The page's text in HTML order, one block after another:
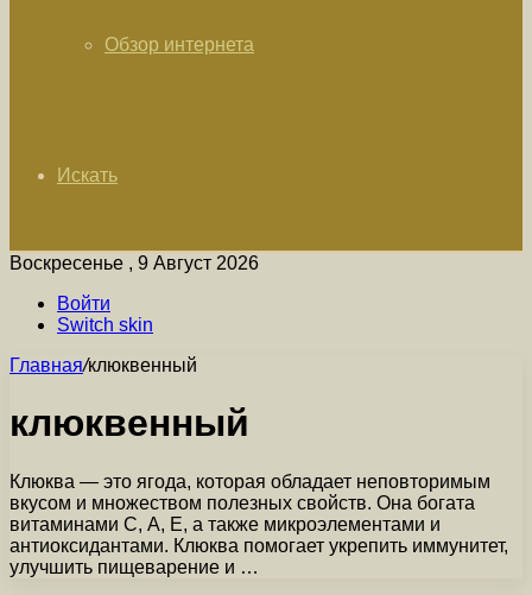
Обзор интернета
Искать
Воскресенье , 9 Август 2026
Войти
Switch skin
Главная/клюквенный
клюквенный
Клюква — это ягода, которая обладает неповторимым
вкусом и множеством полезных свойств. Она богата
витаминами С, А, Е, а также микроэлементами и
антиоксидантами. Клюква помогает укрепить иммунитет,
улучшить пищеварение и …